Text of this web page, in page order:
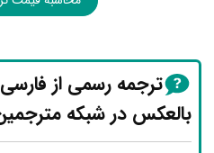
ترجمه رسمی از فارسی
بالعکس در شبکه